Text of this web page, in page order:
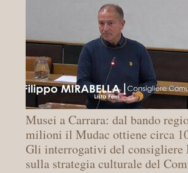
Musei a Carrara: dal bando
milioni il Mudac ottiene circa
Gli interrogativi del consigliere
sulla strategia culturale del